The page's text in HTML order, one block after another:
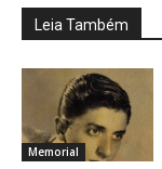
Leia Também
Memorial